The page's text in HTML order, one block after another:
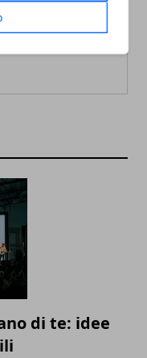
di te: idee